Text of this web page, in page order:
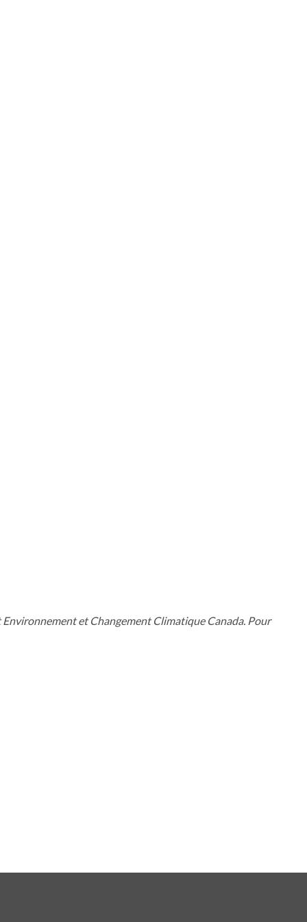
et Changement Climatique Canada. Pour